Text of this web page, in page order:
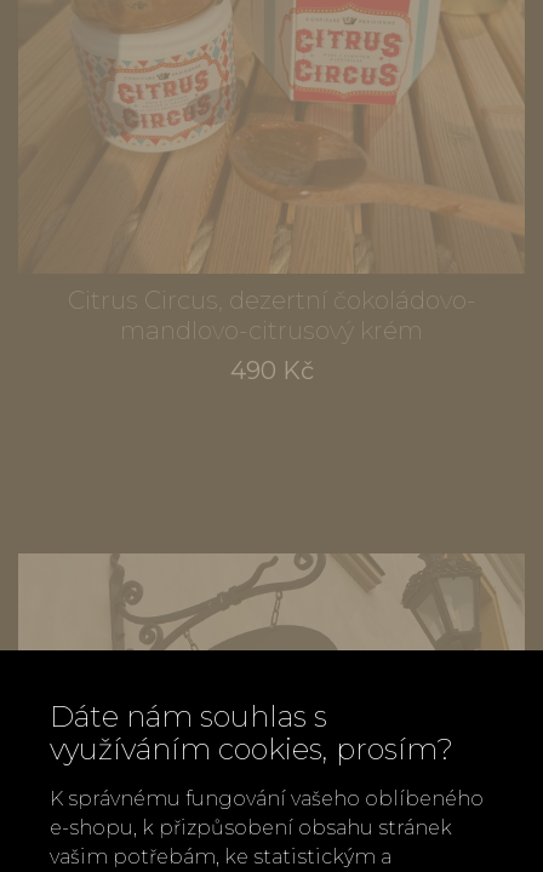
Citrus Circus, dezertní čokoládovo-
mandlovo-citrusový krém
490 Kč
Dáte nám souhlas s
využíváním cookies, prosím?
K správnému fungování vašeho oblíbeného
e-shopu, k přizpůsobení obsahu stránek
vašim potřebám, ke statistickým a